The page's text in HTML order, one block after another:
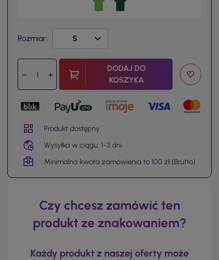
Rozmiar:
DODAJ DO
KOSZYKA
Produkt dostępny
Wysyłka w ciągu: 1-3 dni
Minimalna kwota zamówienia to 100 zł (Brutto)
Czy chcesz zamówić ten
produkt ze znakowaniem?
Każdy produkt z naszej oferty może